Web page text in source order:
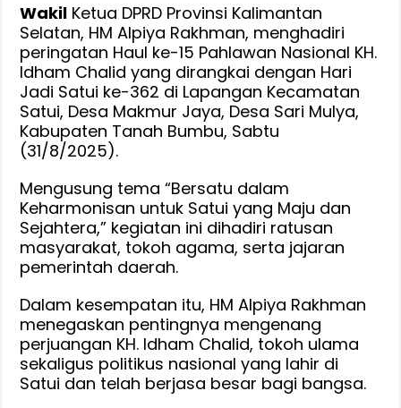
Kalsel
Hadiri
Haul
ke-
15
KH
Hari
Jadi
Satui
Wakil Ketua DPRD Provinsi Kalimantan
Selatan, HM Alpiya Rakhman, menghadiri
peringatan Haul ke-15 Pahlawan Nasional KH.
Idham Chalid yang dirangkai dengan Hari
Jadi Satui ke-362 di Lapangan Kecamatan
Satui, Desa Makmur Jaya, Desa Sari Mulya,
Kabupaten Tanah Bumbu, Sabtu
(31/8/2025).
Mengusung tema “Bersatu dalam
Keharmonisan untuk Satui yang Maju dan
Sejahtera,” kegiatan ini dihadiri ratusan
masyarakat, tokoh agama, serta jajaran
pemerintah daerah.
Dalam kesempatan itu, HM Alpiya Rakhman
menegaskan pentingnya mengenang
perjuangan KH. Idham Chalid, tokoh ulama
sekaligus politikus nasional yang lahir di
Satui dan telah berjasa besar bagi bangsa.